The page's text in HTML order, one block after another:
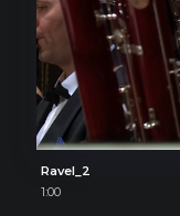
Ravel_2
1:00